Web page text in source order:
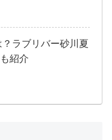
ラブリバー砂川夏
紹介